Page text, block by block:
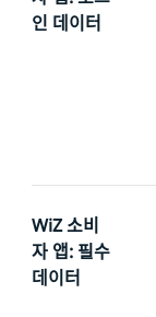
인 데이터
WiZ 소비
자 앱: 필수
데이터